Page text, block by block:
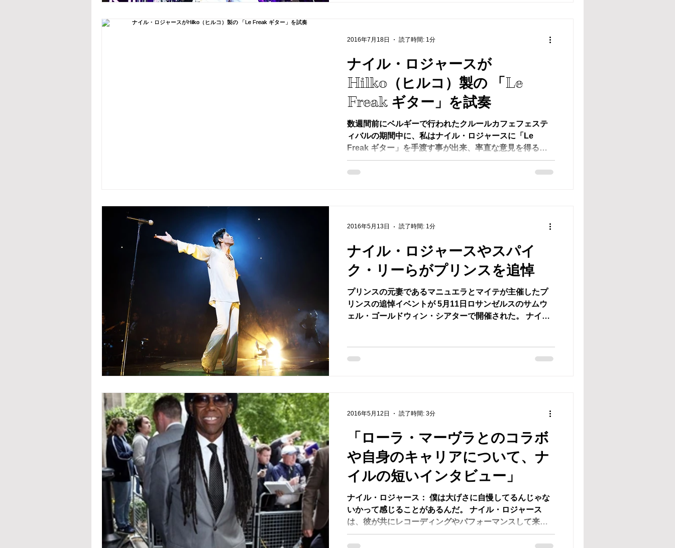
ナイル・ロジャースが
Hilko（ヒルコ）製の 「Le
Freak ギター」を試奏
数週間前にベルギーで行われたクルールカフェフェステ
ィバルの期間中に、私はナイル・ロジャースに「Le
Freak ギター」を手渡す事が出来、率直な意見を得る事
が出来た。 Fenderに取って代わる事は不可能だが （註
釈:ナイルの長年の相棒は「Hit...
2016年7月18日 読了時間: 1分
ナイル・ロジャースやスパイ
ク・リーらがプリンスを追悼
プリンスの元妻であるマニュエラとマイテが主催したプ
リンスの追悼イベントが 5月11日ロサンゼルスのサムウ
ェル・ゴールドウィン・シアターで開催された。 ナイ
2016年5月13日 読了時間: 1分
「ローラ・マーヴラとのコラボ
や自身のキャリアについて、ナ
イルの短いインタビュー」
ナイル・ロジャース： 僕は大げさに自慢してるんじゃな
いかって感じることがあるんだ。 ナイル・ロジャース
は、彼が共にレコーディングやパフォーマンスして来た
全てのアーティストの名前をリストアップした時に、
時々それが「大げさに自慢してる」ように感じてしま
2016年5月12日 読了時間: 3分